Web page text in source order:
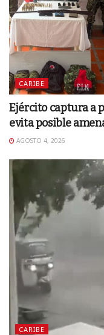
CARIBE
Ejército captura a
evita posible
AGOSTO 4, 2026
CARIBE